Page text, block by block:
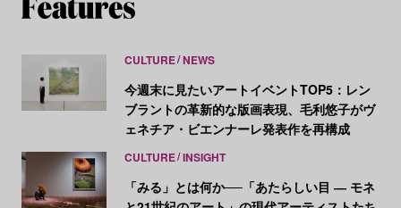
CULTURE NEWS
今週末に見たいアートイベントTOP5：レン
ブラントの革新的な版画表現、毛利悠子がヴ
ェネチア・ビエンナーレ発表作を再構成
CULTURE INSIGHT
「みる」とは何か──「あたらしい目 ― モネ